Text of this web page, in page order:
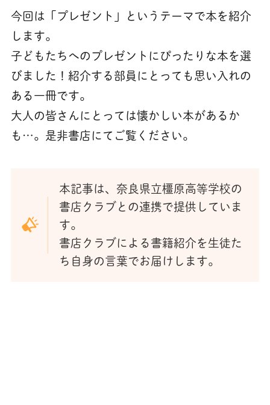
今回は「プレゼント」というテーマで本を紹介
します。
子どもたちへのプレゼントにぴったりな本を選
びました！紹介する部員にとっても思い入れの
ある一冊です。
大人の皆さんにとっては懐かしい本があるか
も…。是非書店にてご覧ください。
本記事は、奈良県立橿原高等学校の
書店クラブとの連携で提供していま
す。
書店クラブによる書籍紹介を生徒た
ち自身の言葉でお届けします。